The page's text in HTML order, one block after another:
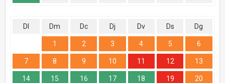
Dl Dm Dc Dj Dv Ds Dg
1 2 3 4 5 6
7 8 9 10 11 12 13
14 15 16 17 18 19 20